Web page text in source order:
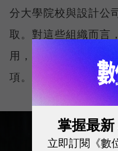
分大學院校與設計公
取。對這些組織而言
用，而是一開始就沒
項。
掌握最新
立即訂閱《數